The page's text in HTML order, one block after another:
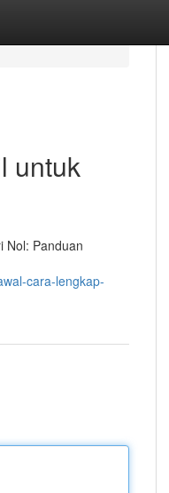
untuk
Nol: Panduan
cara-lengkap-